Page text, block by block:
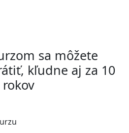
sa môžete
kľudne aj za 10
rokov